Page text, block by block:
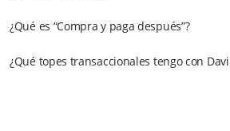
¿Qué es “Compra y paga después”?
¿Qué topes transaccionales tengo con